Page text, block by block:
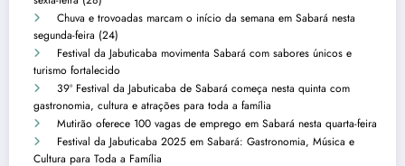
Chuva e trovoadas marcam o início da semana em Sabará nesta
segunda-feira (24)
Festival da Jabuticaba movimenta Sabará com sabores únicos e
turismo fortalecido
39º Festival da Jabuticaba de Sabará começa nesta quinta com
gastronomia, cultura e atrações para toda a família
Mutirão oferece 100 vagas de emprego em Sabará nesta quarta-feira
Festival da Jabuticaba 2025 em Sabará: Gastronomia, Música e
Cultura para Toda a Família